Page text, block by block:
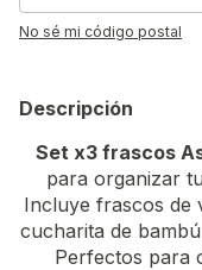
No sé mi código postal
Descripción
Set x3 frascos
para organizar
Incluye frascos de
cucharita de
Perfectos para